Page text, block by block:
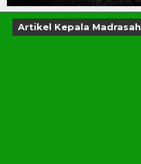
Artikel Kepala Madrasah